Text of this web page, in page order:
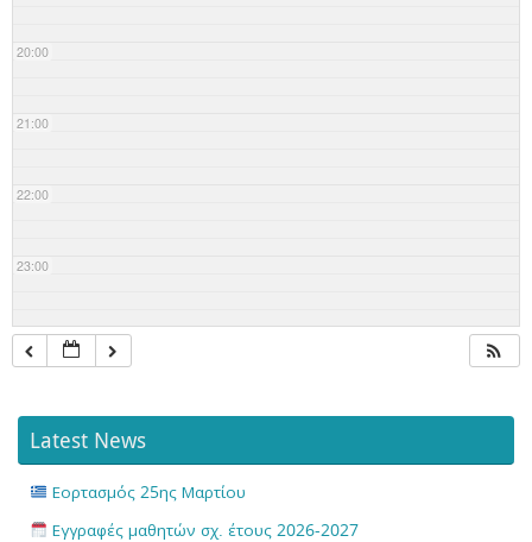
20:00
21:00
22:00
23:00
Latest News
Εορτασμός 25ης Μαρτίου
Εγγραφές μαθητών σχ. έτους 2026-2027